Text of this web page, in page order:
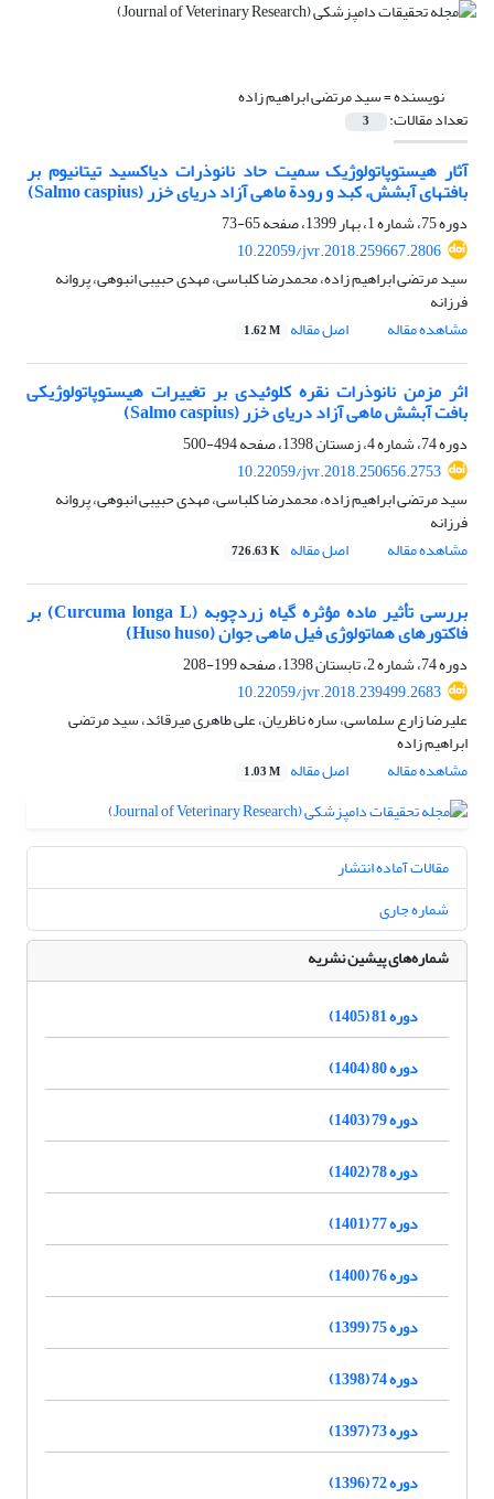
نویسنده =سید مرتضی ابراهیم زاده
تعداد مقالات: 3
آثار هیستوپاتولوژیک سمیت حاد نانوذرات دی‎اکسید تیتانیوم بر
بافت‎های آبشش، کبد و رودة ماهی آزاد دریای خزر (Salmo caspius)
دوره 75، شماره 1، بهار 1399، صفحه
65-73
10.22059/jvr.2018.259667.2806
سید مرتضی ابراهیم زاده، محمدرضا کلباسی، مهدی حبیبی انبوهی، پروانه
فرزانه
مشاهده مقاله
اصل مقاله 1.62 M
اثر مزمن نانوذرات نقره کلوئیدی بر تغییرات هیستوپاتولوژیکی
بافت آبشش ماهی آزاد دریای خزر (Salmo caspius)
دوره 74، شماره 4، زمستان 1398، صفحه
494-500
10.22059/jvr.2018.250656.2753
سید مرتضی ابراهیم زاده، محمدرضا کلباسی، مهدی حبیبی انبوهی، پروانه
فرزانه
مشاهده مقاله
اصل مقاله 726.63 K
بررسی تأثیر ماده مؤثره گیاه زردچوبه (Curcuma longa L) بر
فاکتورهای هماتولوژی فیل ماهی جوان (Huso huso)
دوره 74، شماره 2، تابستان 1398، صفحه
199-208
10.22059/jvr.2018.239499.2683
علیرضا زارع سلماسی، ساره ناظریان، علی طاهری میرقائد، سید مرتضی
ابراهیم زاده
مشاهده مقاله
اصل مقاله 1.03 M
مقالات آماده انتشار
شماره جاری
شماره‌های پیشین نشریه
دوره 81 (1405)
دوره 80 (1404)
دوره 79 (1403)
دوره 78 (1402)
دوره 77 (1401)
دوره 76 (1400)
دوره 75 (1399)
دوره 74 (1398)
دوره 73 (1397)
دوره 72 (1396)